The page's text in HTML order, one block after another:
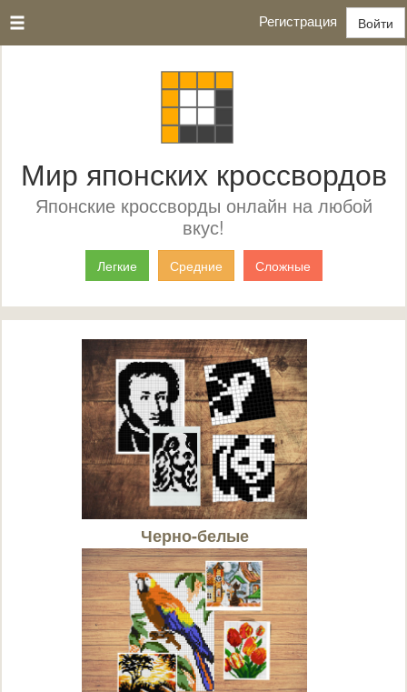
Регистрация Войти
Мир японских кроссвордов
Японские кроссворды онлайн на любой
вкус!
Легкие Средние Сложные
Черно-белые